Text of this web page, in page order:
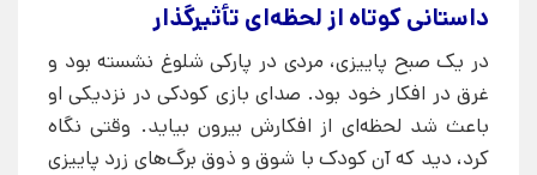
داستانی کوتاه از لحظه‌ای تأثیرگذار
در یک صبح پاییزی، مردی در پارکی شلوغ نشسته بود و
غرق در افکار خود بود. صدای بازی کودکی در نزدیکی او
باعث شد لحظه‌ای از افکارش بیرون بیاید. وقتی نگاه
کرد، دید که آن کودک با شوق و ذوق برگ‌های زرد پاییزی